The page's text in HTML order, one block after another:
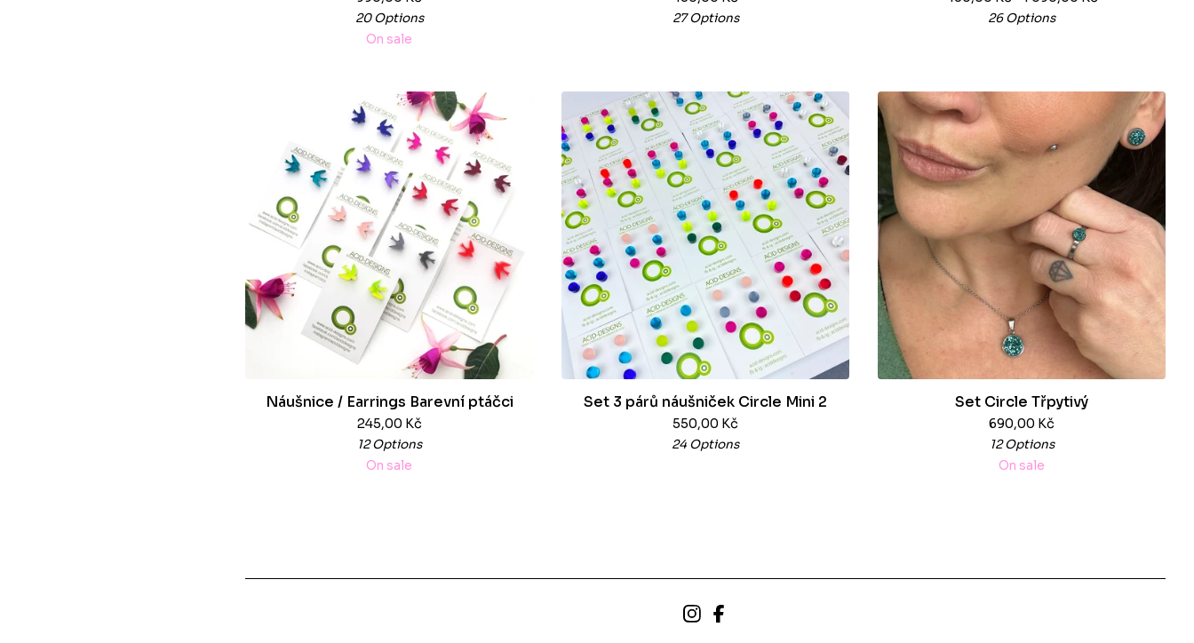
20 Options
On sale
27 Options 26 Options
Náušnice / Earrings Barevní ptáčci
245,00 Kč
12 Options
On sale
Set 3 párů náušniček Circle Mini 2
550,00 Kč
24 Options
Set Circle Třpytivý
690,00 Kč
12 Options
On sale